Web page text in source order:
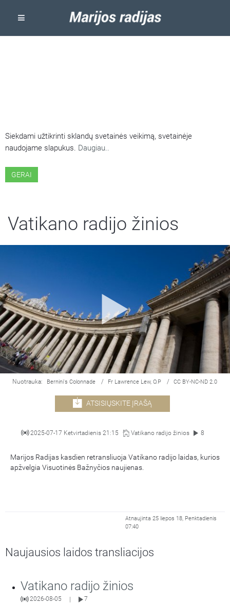
Siekdami užtikrinti sklandų svetainės veikimą, svetainėje
naudojame slapukus. Daugiau..
GERAI
Vatikano radijo žinios
Nuotrauka: Bernini's Colonnade / Fr Lawrence Lew, O.P / CC BY-NC-ND 2.0
ATSISIŲSKITE ĮRAŠĄ
2025-07-17 Ketvirtadienis 21:15 Vatikano radijo žinios 8
Marijos Radijas kasdien retransliuoja Vatikano radijo laidas, kurios
apžvelgia Visuotinės Bažnyčios naujienas.
Atnaujinta 25 liepos 18, Penktadienis
07:40
Naujausios laidos transliacijos
Vatikano radijo žinios
2026-08-05 7